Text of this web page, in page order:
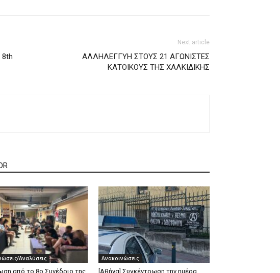
8th
Next article
ΑΛΛΗΛΕΓΓΥΗ ΣΤΟΥΣ 21 ΑΓΩΝΙΣΤΕΣ
ΚΑΤΟΙΚΟΥΣ ΤΗΣ ΧΑΛΚΙΔΙΚΗΣ
Αναλύσεις
από το 8ο Συνέδριο της
Ανακοινώσεις
[Αθήνα] Συγκέντρωση την ημέρα